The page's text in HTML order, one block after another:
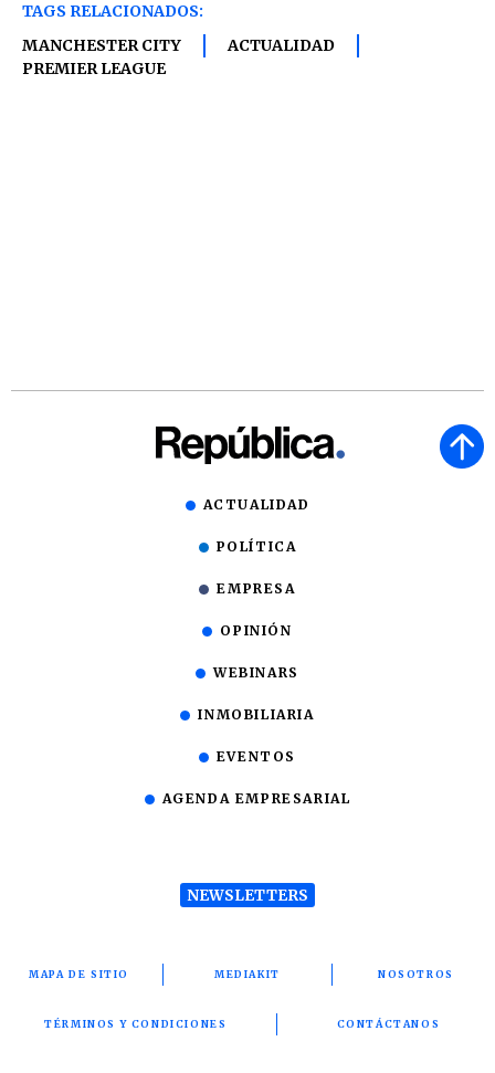
TAGS RELACIONADOS:
MANCHESTER CITY
ACTUALIDAD
PREMIER LEAGUE
ACTUALIDAD
POLÍTICA
EMPRESA
OPINIÓN
WEBINARS
INMOBILIARIA
EVENTOS
AGENDA EMPRESARIAL
NEWSLETTERS
MAPA DE SITIO MEDIAKIT NOSOTROS
TÉRMINOS Y CONDICIONES CONTÁCTANOS